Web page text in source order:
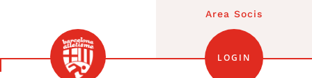
Area Socis
LOGIN